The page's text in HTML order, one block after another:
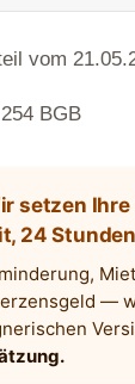
vom
BGB
setzen
24
—